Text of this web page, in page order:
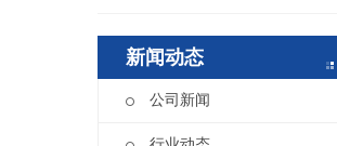
新闻动态
公司新闻